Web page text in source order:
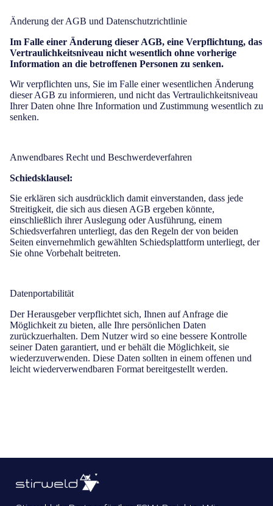
Änderung der AGB und Datenschutzrichtlinie
Im Falle einer Änderung dieser AGB, eine Verpflichtung, das
Vertraulichkeitsniveau nicht wesentlich ohne vorherige
Information an die betroffenen Personen zu senken.
Wir verpflichten uns, Sie im Falle einer wesentlichen Änderung
dieser AGB zu informieren, und nicht das Vertraulichkeitsniveau
Ihrer Daten ohne Ihre Information und Zustimmung wesentlich zu
senken.
Anwendbares Recht und Beschwerdeverfahren
Schiedsklausel:
Sie erklären sich ausdrücklich damit einverstanden, dass jede
Streitigkeit, die sich aus diesen AGB ergeben könnte,
einschließlich ihrer Auslegung oder Ausführung, einem
Schiedsverfahren unterliegt, das den Regeln der von beiden
Seiten einvernehmlich gewählten Schiedsplattform unterliegt, der
Sie ohne Vorbehalt beitreten.
Datenportabilität
Der Herausgeber verpflichtet sich, Ihnen auf Anfrage die
Möglichkeit zu bieten, alle Ihre persönlichen Daten
zurückzuerhalten. Dem Nutzer wird so eine bessere Kontrolle
seiner Daten garantiert, und er behält die Möglichkeit, sie
wiederzuverwenden. Diese Daten sollten in einem offenen und
leicht wiederverwendbaren Format bereitgestellt werden.